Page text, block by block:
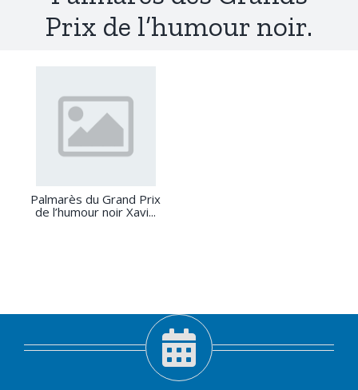
Prix de l’humour noir.
Palmarès du Grand Prix
de l’humour noir Xavi...